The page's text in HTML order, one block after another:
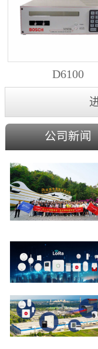
D6100
公司新闻